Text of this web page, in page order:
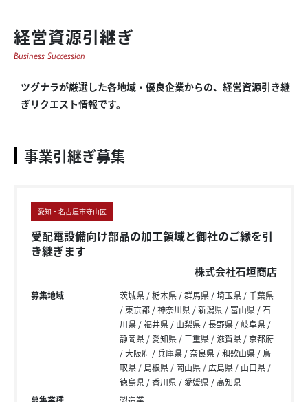
経営資源引継ぎ
Business Succession
ツグナラが厳選した各地域・優良企業からの、経営資源引き継
ぎリクエスト情報です。
事業引継ぎ募集
愛知・名古屋市守山区
受配電設備向け部品の加工領域と御社のご縁を引
き継ぎます
株式会社石垣商店
募集地域 茨城県 栃木県 群馬県 埼玉県
千葉県
東京都
神奈川県 新潟県 富山県
石
川県
福井県 山梨県 長野県
岐阜県
静岡県
愛知県 三重県 滋賀県
京都府
大阪府
兵庫県 奈良県 和歌山県
鳥
取県
島根県 岡山県 広島県
山口県
徳島県
香川県 愛媛県
高知県